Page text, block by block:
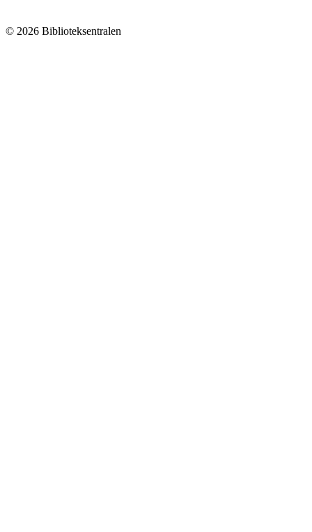
© 2026 Biblioteksentralen